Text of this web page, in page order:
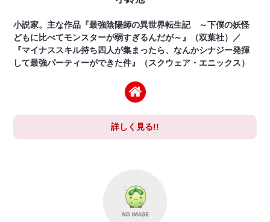
小説家。主な作品『最強陰陽師の異世界転生記 ～下僕の妖怪
どもに比べてモンスターが弱すぎるんだが～』（双葉社）／
『マイナススキル持ち四人が集まったら、なんかシナジー発揮
して最強パーティーができた件』（スクウェア・エニックス）
詳しく見る!!